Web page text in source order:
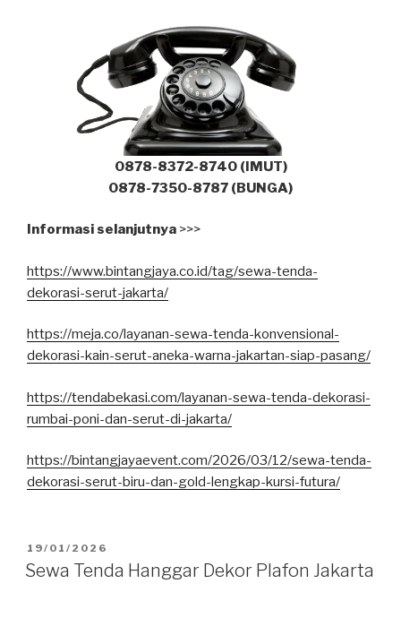
0878-8372-8740 (IMUT)
0878-7350-8787 (BUNGA)
Informasi selanjutnya >>>
https://www.bintangjaya.co.id/tag/sewa-tenda-
dekorasi-serut-jakarta/
https://meja.co/layanan-sewa-tenda-konvensional-
dekorasi-kain-serut-aneka-warna-jakartan-siap-pasang/
https://tendabekasi.com/layanan-sewa-tenda-dekorasi-
rumbai-poni-dan-serut-di-jakarta/
https://bintangjayaevent.com/2026/03/12/sewa-tenda-
dekorasi-serut-biru-dan-gold-lengkap-kursi-futura/
DIPOSKAN
PADA
19/01/2026
Sewa Tenda Hanggar Dekor Plafon Jakarta